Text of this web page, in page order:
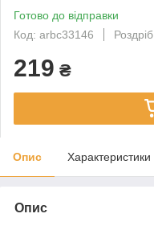
Готово до відправки
Код: arbc33146
Роздріб
219 ₴
Опис Характеристики
Опис